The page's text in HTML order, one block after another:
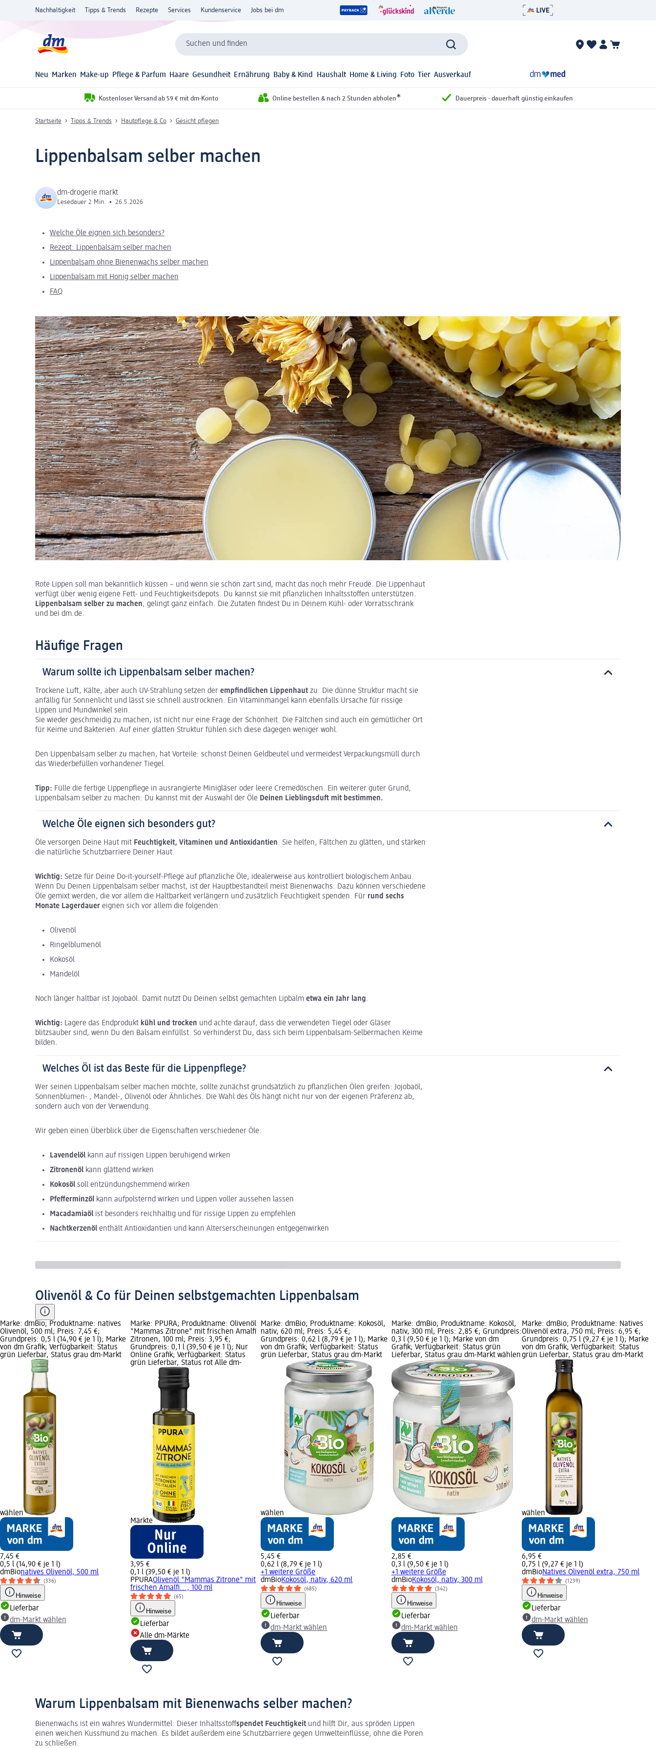
Nachhaltigkeit Tipps & Trends Rezepte Services Kundenservice Jobs bei dm
Suchen und finden
Neu Marken Make-up Pflege & Parfum Haare Gesundheit Ernährung Baby & Kind Haushalt Home & Living Foto Tier Ausverkauf
Kostenloser Versand ab 59 € mit dm-Konto Online bestellen & nach 2 Stunden abholen* Dauerpreis - dauerhaft günstig einkaufen
Startseite Tipps & Trends Hautpflege & Co Gesicht pflegen
Lippenbalsam selber machen
dm-drogerie markt
Lesedauer 2 Min. • 26.5.2026
Welche Öle eignen sich besonders?
Rezept: Lippenbalsam selber machen
Lippenbalsam ohne Bienenwachs selber machen
Lippenbalsam mit Honig selber machen
FAQ
Rote Lippen soll man bekanntlich küssen – und wenn sie schön zart sind, macht das noch mehr Freude. Die Lippenhaut
verfügt über wenig eigene Fett- und Feuchtigkeitsdepots. Du kannst sie mit pflanzlichen Inhaltsstoffen unterstützen.
Lippenbalsam selber zu machen, gelingt ganz einfach. Die Zutaten findest Du in Deinem Kühl- oder Vorratsschrank
und bei dm.de.
Häufige Fragen
Warum sollte ich Lippenbalsam selber machen?
Trockene Luft, Kälte, aber auch UV-Strahlung setzen der empfindlichen Lippenhaut zu. Die dünne Struktur macht sie
anfällig für Sonnenlicht und lässt sie schnell austrocknen. Ein Vitaminmangel kann ebenfalls Ursache für rissige
Lippen und Mundwinkel sein.
Sie wieder geschmeidig zu machen, ist nicht nur eine Frage der Schönheit. Die Fältchen sind auch ein gemütlicher Ort
für Keime und Bakterien. Auf einer glatten Struktur fühlen sich diese dagegen weniger wohl.
Den Lippenbalsam selber zu machen, hat Vorteile: schonst Deinen Geldbeutel und vermeidest Verpackungsmüll durch
das Wiederbefüllen vorhandener Tiegel.
Tipp: Fülle die fertige Lippenpflege in ausrangierte Minigläser oder leere Cremedöschen. Ein weiterer guter Grund,
Lippenbalsam selber zu machen: Du kannst mit der Auswahl der Öle Deinen Lieblingsduft mit bestimmen.
Welche Öle eignen sich besonders gut?
Öle versorgen Deine Haut mit Feuchtigkeit, Vitaminen und Antioxidantien. Sie helfen, Fältchen zu glätten, und stärken
die natürliche Schutzbarriere Deiner Haut.
Wichtig: Setze für Deine Do-it-yourself-Pflege auf pflanzliche Öle, idealerweise aus kontrolliert biologischem Anbau.
Wenn Du Deinen Lippenbalsam selber machst, ist der Hauptbestandteil meist Bienenwachs. Dazu können verschiedene
Öle gemixt werden, die vor allem die Haltbarkeit verlängern und zusätzlich Feuchtigkeit spenden. Für rund sechs
Monate Lagerdauer eignen sich vor allem die folgenden:
Olivenöl
Ringelblumenöl
Kokosöl
Mandelöl
Noch länger haltbar ist Jojobaöl. Damit nutzt Du Deinen selbst gemachten Lipbalm etwa ein Jahr lang.
Wichtig: Lagere das Endprodukt kühl und trocken und achte darauf, dass die verwendeten Tiegel oder Gläser
blitzsauber sind, wenn Du den Balsam einfüllst. So verhinderst Du, dass sich beim Lippenbalsam-Selbermachen Keime
bilden.
Welches Öl ist das Beste für die Lippenpflege?
Wer seinen Lippenbalsam selber machen möchte, sollte zunächst grundsätzlich zu pflanzlichen Ölen greifen: Jojobaöl,
Sonnenblumen- , Mandel-, Olivenöl oder Ähnliches. Die Wahl des Öls hängt nicht nur von der eigenen Präferenz ab,
sondern auch von der Verwendung.
Wir geben einen Überblick über die Eigenschaften verschiedener Öle:
Lavendelöl kann auf rissigen Lippen beruhigend wirken
Zitronenöl kann glättend wirken
Kokosöl soll entzündungshemmend wirken
Pfefferminzöl kann aufpolsternd wirken und Lippen voller aussehen lassen
Macadamiaöl ist besonders reichhaltig und für rissige Lippen zu empfehlen
Nachtkerzenöl enthält Antioxidantien und kann Alterserscheinungen entgegenwirken
Olivenöl & Co für Deinen selbstgemachten Lippenbalsam
Marke: dmBio; Produktname: natives
Olivenöl, 500 ml; Preis: 7,45 €;
Grundpreis: 0,5 l (14,90 € je 1 l); Marke
von dm Grafik; Verfügbarkeit: Status
grün Lieferbar, Status grau dm-Markt
wählen
7,45 €
0,5 l (14,90 € je 1 l)
dmBionatives Olivenöl, 500 ml
(336)
Hinweise
Lieferbar
dm-Markt wählen
Marke: PPURA; Produktname: Olivenöl
"Mammas Zitrone" mit frischen Amalfi
Zitronen, 100 ml; Preis: 3,95 €;
Grundpreis: 0,1 l (39,50 € je 1 l); Nur
Online Grafik; Verfügbarkeit: Status
grün Lieferbar, Status rot Alle dm-
Märkte
3,95 €
0,1 l (39,50 € je 1 l)
PPURAOlivenöl "Mammas Zitrone" mit
frischen Amalfi..., 100 ml
(65)
Hinweise
Lieferbar
Alle dm-Märkte
Marke: dmBio; Produktname: Kokosöl,
nativ, 620 ml; Preis: 5,45 €;
Grundpreis: 0,62 l (8,79 € je 1 l); Marke
von dm Grafik; Verfügbarkeit: Status
grün Lieferbar, Status grau dm-Markt
wählen
5,45 €
0,62 l (8,79 € je 1 l)
+1 weitere Größe
dmBioKokosöl, nativ, 620 ml
(685)
Hinweise
Lieferbar
dm-Markt wählen
Marke: dmBio; Produktname: Kokosöl,
nativ, 300 ml; Preis: 2,85 €; Grundpreis:
0,3 l (9,50 € je 1 l); Marke von dm
Grafik; Verfügbarkeit: Status grün
Lieferbar, Status grau dm-Markt wählen
2,85 €
0,3 l (9,50 € je 1 l)
+1 weitere Größe
dmBioKokosöl, nativ, 300 ml
(342)
Hinweise
Lieferbar
dm-Markt wählen
Marke: dmBio; Produktname: Natives
Olivenöl extra, 750 ml; Preis: 6,95 €;
Grundpreis: 0,75 l (9,27 € je 1 l); Marke
von dm Grafik; Verfügbarkeit: Status
grün Lieferbar, Status grau dm-Markt
wählen
6,95 €
0,75 l (9,27 € je 1 l)
dmBioNatives Olivenöl extra, 750 ml
(1239)
Hinweise
Lieferbar
dm-Markt wählen
Warum Lippenbalsam mit Bienenwachs selber machen?
Bienenwachs ist ein wahres Wundermittel: Dieser Inhaltsstoffspendet Feuchtigkeit und hilft Dir, aus spröden Lippen
einen weichen Kussmund zu machen. Es bildet außerdem eine Schutzbarriere gegen Umwelteinflüsse, ohne die Poren
zu schließen.